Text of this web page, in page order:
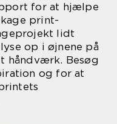
for at hjælpe
print-
lidt
op i øjnene på
håndværk. Besøg
og for at